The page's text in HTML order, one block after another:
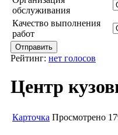
обслуживания
Качество выполнения
работ
Рейтинг: нет голосов
Центр
Карточка Просмотрено